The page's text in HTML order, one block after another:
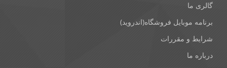
گالری ما
برنامه موبایل فروشگاه(اندروید)
شرایط و مقررات
درباره ما